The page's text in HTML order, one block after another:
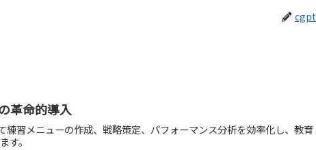
cgpt
革命的導入
練習メニューの作成、戦略策定、パフォーマンス分析を効率化し、教育
す。